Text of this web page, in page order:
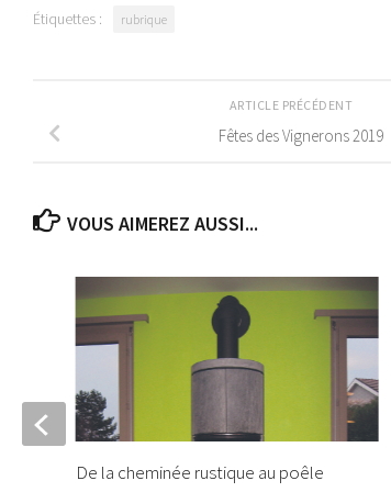
Étiquettes : rubrique
ARTICLE PRÉCÉDENT
Fêtes des Vignerons 2019
VOUS AIMEREZ AUSSI...
De la cheminée rustique au poêle